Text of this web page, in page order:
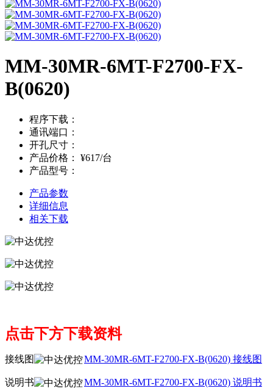
MM-30MR-6MT-F2700-FX-
B(0620)
程序下载：
通讯端口：
开孔尺寸：
产品价格：
¥617/台
产品型号：
产品参数
详细信息
相关下载
点击下方下载资料
接线图 MM-30MR-6MT-F2700-FX-B(0620) 接线图
说明书 MM-30MR-6MT-F2700-FX-B(0620) 说明书